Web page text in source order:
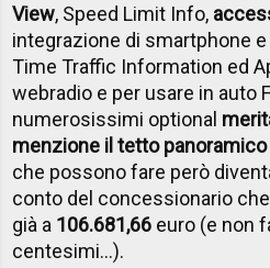
View, Speed Limit Info,
integrazione di smartphone
Time Traffic Information ed
webradio e per usare in auto
numerosissimi optional
menzione il tetto
che possono fare però
conto del concessionario
già a 106.681,66 euro (e non
centesimi…).